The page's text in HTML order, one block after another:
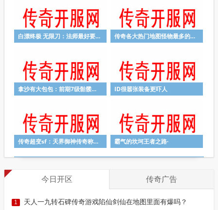
白漂终极 无限刀：法师最好要不规律的走位方式 传奇各大热门地图怪物最多的是什么
拿沙有大包包：前期7级骷髅的道士非常强大 ID很嚣张装备更吓人
传奇超变sf：天界御神传奇称号如何晋升 霸气的坎坷王者之路·
今日开区 传奇广告
1 天人一九转石碑传奇游戏陷仙剑仙在地图里面有爆吗？